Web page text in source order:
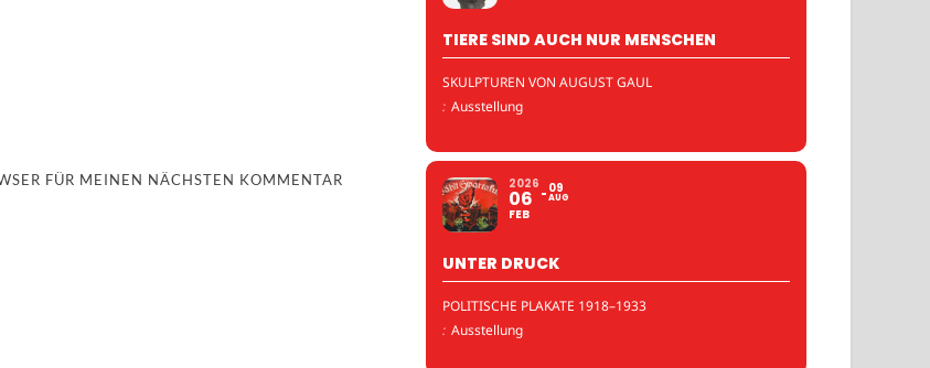
FÜR MEINEN NÄCHSTEN KOMMENTAR
TIERE SIND AUCH NUR MENSCHEN
SKULPTUREN VON AUGUST GAUL
: Ausstellung
2026
06
FEB
09
AUG
UNTER DRUCK
POLITISCHE PLAKATE 1918–1933
: Ausstellung